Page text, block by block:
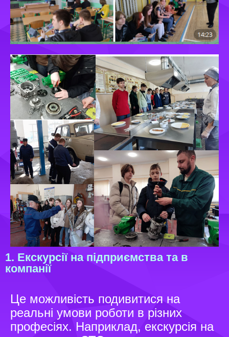
1. Екскурсії на підприємства та в
компанії
Це можливість подивитися на
реальні умови роботи в різних
професіях. Наприклад, екскурсія на